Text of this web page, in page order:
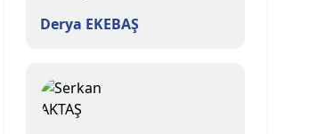
Derya EKEBAŞ